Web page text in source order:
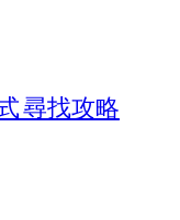
尋找攻略